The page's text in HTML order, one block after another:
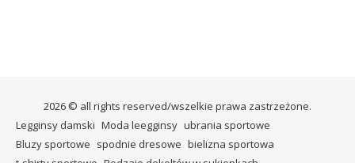
2026 © all rights reserved/wszelkie prawa zastrzeżone.
Legginsy damski Moda leegginsy ubrania sportowe
Bluzy sportowe spodnie dresowe bielizna sportowa